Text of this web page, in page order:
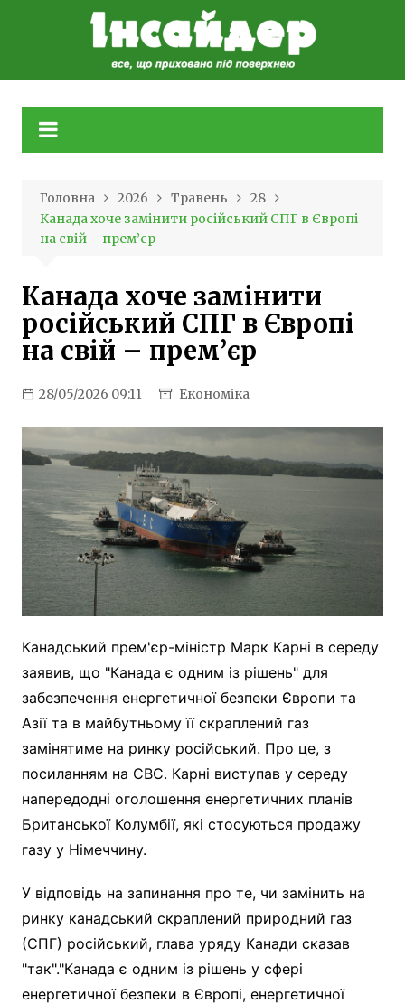
Головна 2026 Травень
28
Канада хоче замінити російський СПГ в Європі
на свій – прем’єр
Канада хоче замінити
російський СПГ в Європі
на свій – прем’єр
28/05/2026 09:11 Економіка
Канадський прем'єр-міністр Марк Карні в середу
заявив, що "Канада є одним із рішень" для
забезпечення енергетичної безпеки Європи та
Азії та в майбутньому її скраплений газ
замінятиме на ринку російський. Про це, з
посиланням на CBC. Карні виступав у середу
напередодні оголошення енергетичних планів
Британської Колумбії, які стосуються продажу
газу у Німеччину.
У відповідь на запинання про те, чи замінить на
ринку канадський скраплений природний газ
(СПГ) російський, глава уряду Канади сказав
"так"."Канада є одним із рішень у сфері
енергетичної безпеки в Європі, енергетичної